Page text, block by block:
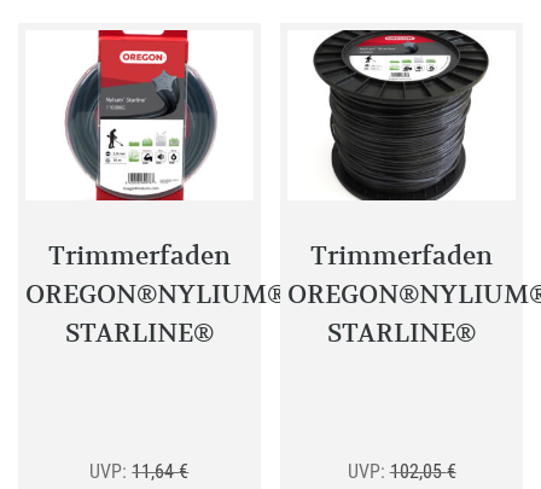
Trimmerfaden
OREGON®NYLIUM®
STARLINE®
UVP: 11,64€Ursprünglicher
Trimmerfaden
STARLINE®
UVP: 102,05€